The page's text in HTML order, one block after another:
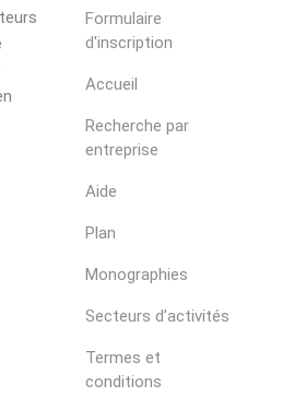
Formulaire
d'inscription
Accueil
Recherche par
entreprise
Aide
Plan
Monographies
Secteurs d’activités
Termes et
conditions